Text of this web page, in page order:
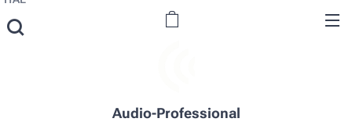
Audio-Professional